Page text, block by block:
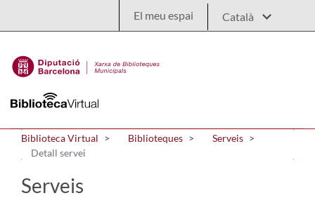
El meu espai
Biblioteca Virtual Biblioteques
Serveis
Detall servei
Serveis